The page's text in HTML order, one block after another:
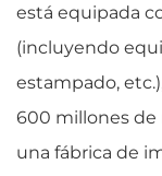
está equipada
(incluyendo
estampado,
600 millones de
una fábrica de